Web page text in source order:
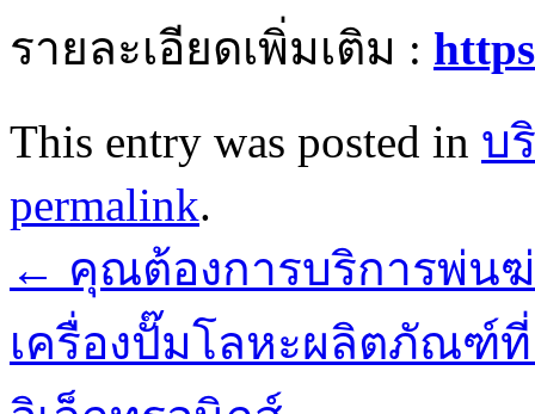
รายละเอียดเพิ่มเติม :
This entry was posted in บ
permalink.
← คุณต้องการบริการพ่น
เครื่องปั๊มโลหะผลิตภัณฑ์